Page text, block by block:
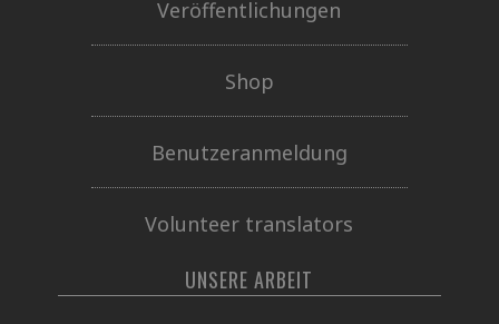
Veröffentlichungen
Shop
Benutzeranmeldung
Volunteer translators
UNSERE ARBEIT